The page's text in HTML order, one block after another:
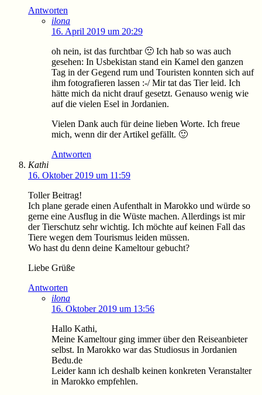
Antworten
ilona
16. April 2019 um 20:29
oh nein, ist das furchtbar 🙁 Ich hab so was auch
gesehen: In Usbekistan stand ein Kamel den ganzen
Tag in der Gegend rum und Touristen konnten sich auf
ihm fotografieren lassen :-/ Mir tat das Tier leid. Ich
hätte mich da nicht drauf gesetzt. Genauso wenig wie
auf die vielen Esel in Jordanien.
Vielen Dank auch für deine lieben Worte. Ich freue
mich, wenn dir der Artikel gefällt. 🙂
Antworten
Kathi
16. Oktober 2019 um 11:59
Toller Beitrag!
Ich plane gerade einen Aufenthalt in Marokko und würde so
gerne eine Ausflug in die Wüste machen. Allerdings ist mir
der Tierschutz sehr wichtig. Ich möchte auf keinen Fall das
Tiere wegen dem Tourismus leiden müssen.
Wo hast du denn deine Kameltour gebucht?
Liebe Grüße
Antworten
ilona
16. Oktober 2019 um 13:56
Hallo Kathi,
Meine Kameltour ging immer über den Reiseanbieter
selbst. In Marokko war das Studiosus in Jordanien
Bedu.de
Leider kann ich deshalb keinen konkreten Veranstalter
in Marokko empfehlen.